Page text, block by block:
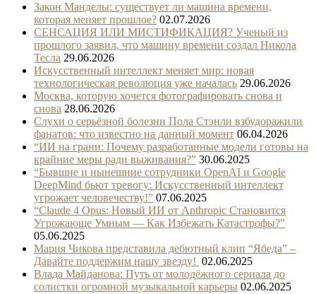
Закон Манделы: существует ли машина времени,
которая меняет прошлое? 02.07.2026
СЕНСАЦИЯ ИЛИ МИСТИФИКАЦИЯ? Ученый из
прошлого заявил, что машину времени создал Никола
Тесла 29.06.2026
Искусственный интеллект меняет мир: новая
технологическая революция уже началась 29.06.2026
Москва, которую хочется фотографировать снова и
снова 28.06.2026
Слухи о серьёзной болезни Пола Стэнли взбудоражили
фанатов: что известно на данный момент 06.04.2026
“ИИ на грани: Почему разработанные модели готовы на
крайние меры ради выживания?” 30.06.2025
“Бывшие и нынешние сотрудники OpenAI и Google
DeepMind бьют тревогу: Искусственный интеллект
угрожает человечеству!” 07.06.2025
“Claude 4 Opus: Новый ИИ от Anthropic Становится
Угрожающе Умным — Как Избежать Катастрофы?”
05.06.2025
Мария Чикова представила дебютный клип “Ябеда” –
Давайте поддержим нашу звезду! 02.06.2025
Влада Майданова: Путь от молодёжного сериала до
солистки огромной музыкальной карьеры 02.06.2025